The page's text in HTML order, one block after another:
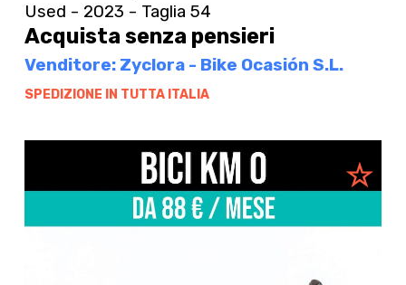
Used - 2023 - Taglia 54
Acquista senza pensieri
Venditore: Zyclora - Bike Ocasión S.L.
SPEDIZIONE IN TUTTA ITALIA